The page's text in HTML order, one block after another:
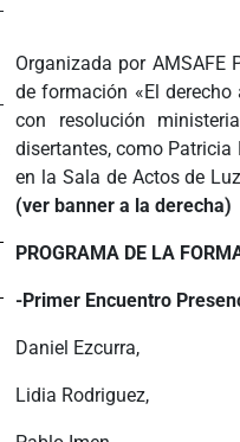
Organizada por
de formación «El
con resolución
disertantes, como Patricia
en la Sala de Actos de
(ver banner a la derecha)
PROGRAMA DE LA
-Primer Encuentro
Daniel Ezcurra,
Lidia Rodriguez,